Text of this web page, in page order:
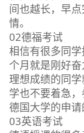
间也越长，早
情。
02德福考试
相信有很多同
个月就是刚好
理想成绩的同
学也不要着急
德国大学的申请
03英语考试